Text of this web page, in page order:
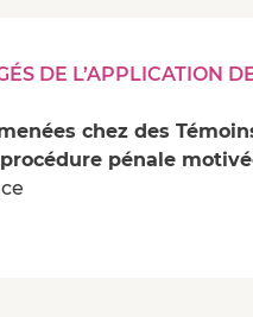
DE L’APPLICATION
chez des
pénale